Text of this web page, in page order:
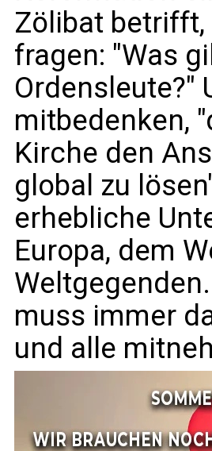
Zölibat
fragen: "Was
Ordensleute?"
mitbedenken,
Kirche den
global zu
erhebliche
Europa, dem
muss immer
und alle